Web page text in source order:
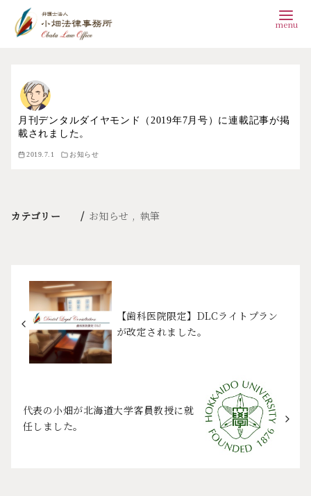
動
月刊デンタルダイヤモンド（2019年7月号）に連載記事が掲
載されました。
2019.7.1 お知らせ
カテゴリー お知らせ 執筆
【歯科医院限定】DLCライトプラン
が改定されました。
代表の小畑が北海道大学客員教授に就
任しました。